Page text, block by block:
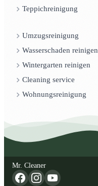
Teppichreinigung
Umzugsreinigung
Wasserschaden reinigen
Wintergarten reinigen
Cleaning service
Wohnungsreinigung
Mr. Cleaner